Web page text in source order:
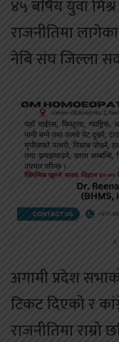
४५ बर्षिय युवा
राजनीतिमा
नेबि संघ जिल्ला
अगामी प्रदेश
टिकट दिएको र
राजनीतिमा राम्रो